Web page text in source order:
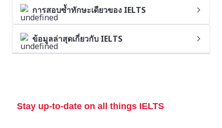
การสอบซ้ำทักษะเดียวของ IELTS
ข้อมูลล่าสุดเกี่ยวกับ IELTS